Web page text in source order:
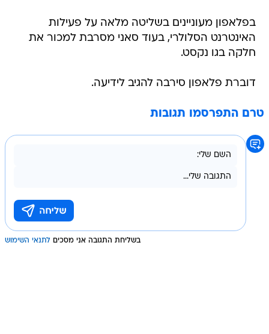
בפלאפון מעוניינים בשליטה מלאה על פעילות
האינטרנט הסלולרי, בעוד סאני מסרבת למכור את
חלקה בגו נקסט.
דוברת פלאפון סירבה להגיב לידיעה.
טרם התפרסמו תגובות
בשליחת התגובה אני מסכים לתנאי השימוש